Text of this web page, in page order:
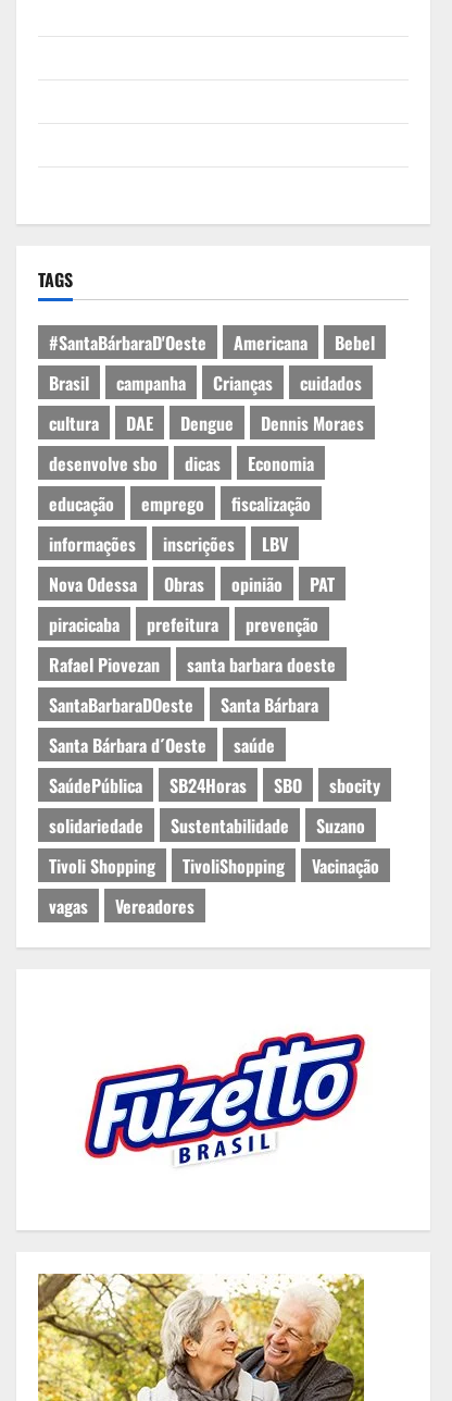
TAGS
#SantaBárbaraD'Oeste Americana
Bebel
Brasil
campanha Crianças
cuidados
cultura
DAE Dengue
Dennis Moraes
desenvolve sbo
dicas
Economia
educação
emprego
fiscalização
informações
inscrições
LBV
Nova Odessa
Obras opinião
PAT
piracicaba
prefeitura
prevenção
Rafael Piovezan
santa barbara doeste
SantaBarbaraDOeste
Santa Bárbara
Santa Bárbara d´Oeste
saúde
SaúdePública
SB24Horas SBO
sbocity
solidariedade
Sustentabilidade
Suzano
Tivoli Shopping
TivoliShopping
Vacinação
vagas
Vereadores